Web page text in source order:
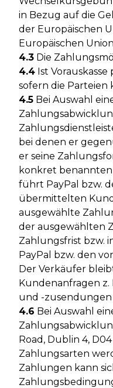
in Bezug auf die
der Europäischen
Europäischen
4.3 Die
4.4 Ist
sofern die Parteien
4.5 Bei Auswahl
bei denen er
er seine
konkret
führt PayPal bzw.
übermittelten
ausgewählte
der ausgewählten
Zahlungsfrist bzw.
PayPal bzw. den
Der Verkäufer
Kundenanfragen
und -
4.6 Bei Auswahl
Road, Dublin 4,
Zahlungsarten
Zahlungen kann